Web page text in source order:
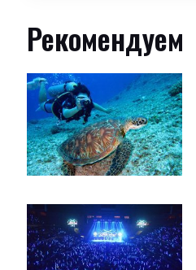
Рекомендуем